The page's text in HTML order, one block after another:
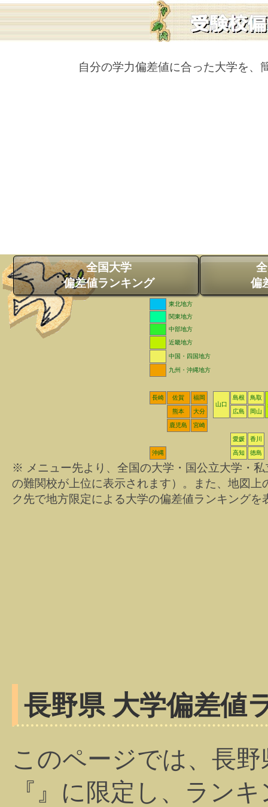
自分の学力偏差値に合った大学を、
全国大学
偏差値ランキング
偏
東北地方
関東地方
中部地方
近畿地方
中国・四国地方
九州・沖縄地方
長崎 佐賀
福岡
山口
島根
鳥取
熊本
大分 広島 岡山
鹿児島 宮崎
愛媛 香川
沖縄 高知 徳島
※ メニュー先より、全国の大学・国公立大学・
の難関校が上位に表示されます）。また、地図
ク先で地方限定による大学の偏差値ランキングを
長野県 大学偏差値
このページでは、長
『』に限定し、ラン